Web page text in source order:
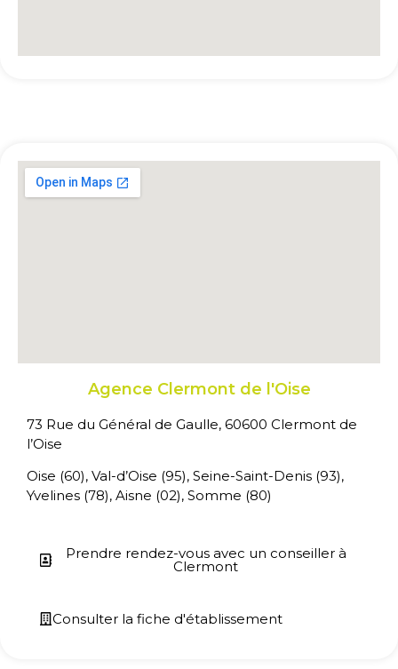
Agence Clermont de l'Oise
73 Rue du Général de Gaulle, 60600 Clermont de
l’Oise
Oise (60), Val-d’Oise (95), Seine-Saint-Denis (93),
Yvelines (78), Aisne (02), Somme (80)
Prendre rendez-vous avec un conseiller à
Clermont
Consulter la fiche d'établissement